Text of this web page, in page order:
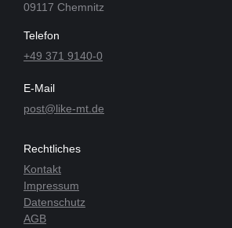
09117 Chemnitz
Telefon
+49 371 9140-0
E-Mail
post@like-mt.de
Rechtliches
Kontakt
Impressum
Datenschutz
AGB